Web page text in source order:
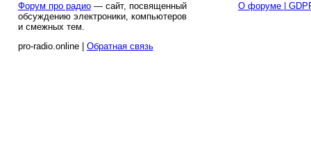
Форум про радио— сайт, посвященный
обсуждению электроники, компьютеров
и смежных тем.
pro-radio.online | Обратная связь
О форуме |